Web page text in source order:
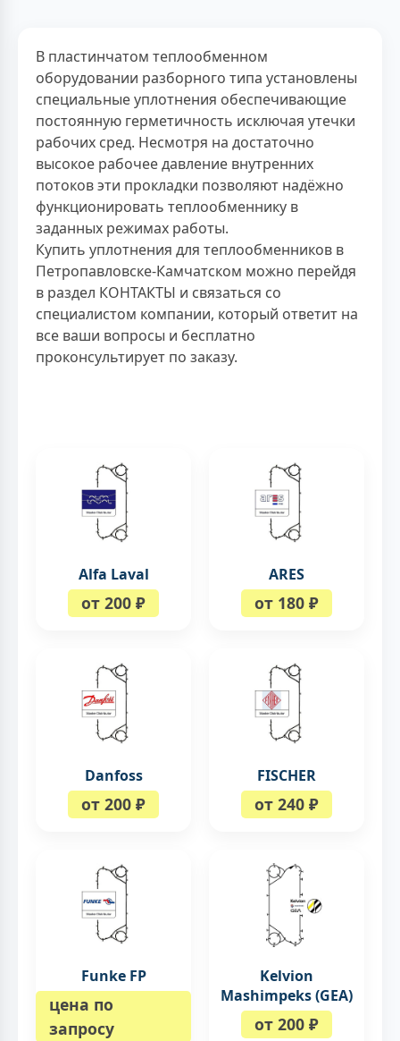
В пластинчатом теплообменном
оборудовании разборного типа установлены
специальные уплотнения обеспечивающие
постоянную герметичность исключая утечки
рабочих сред. Несмотря на достаточно
высокое рабочее давление внутренних
потоков эти прокладки позволяют надёжно
функционировать теплообменнику в
заданных режимах работы.
Купить уплотнения для теплообменников в
Петропавловске-Камчатском можно перейдя
в раздел КОНТАКТЫ и связаться со
специалистом компании, который ответит на
все ваши вопросы и бесплатно
проконсультирует по заказу.
Alfa Laval
от 200 ₽
ARES
от 180 ₽
Danfoss
от 200 ₽
FISCHER
от 240 ₽
Funke FP
цена по
запросу
Kelvion
Mashimpeks (GEA)
от 200 ₽